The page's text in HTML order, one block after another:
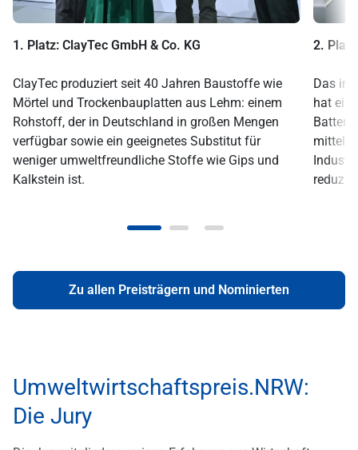
1. Platz: ClayTec GmbH & Co. KG
ClayTec produziert seit 40 Jahren Baustoffe wie
Mörtel und Trockenbauplatten aus Lehm: einem
Rohstoff, der in Deutschland in großen Mengen
verfügbar sowie ein geeignetes Substitut für
weniger umweltfreundliche Stoffe wie Gips und
Kalkstein ist.
2.
Das
hat ein
Zu allen Preisträgern und Nominierten
Umweltwirtschaftspreis.NRW:
Die Jury